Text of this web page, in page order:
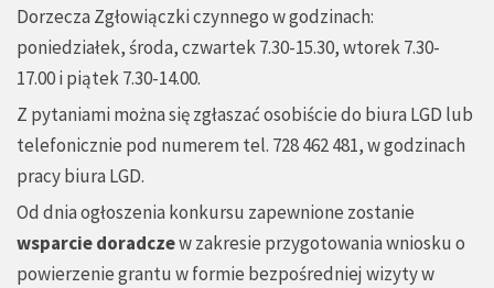
Dorzecza Zgłowiączki czynnego w godzinach:
poniedziałek, środa, czwartek 7.30-15.30, wtorek 7.30-
17.00 i piątek 7.30-14.00.
Z pytaniami można się zgłaszać osobiście do biura LGD lub
telefonicznie pod numerem tel. 728 462 481, w godzinach
pracy biura LGD.
Od dnia ogłoszenia konkursu zapewnione zostanie
wsparcie doradczew zakresie przygotowania wniosku o
powierzenie grantu w formie bezpośredniej wizyty w